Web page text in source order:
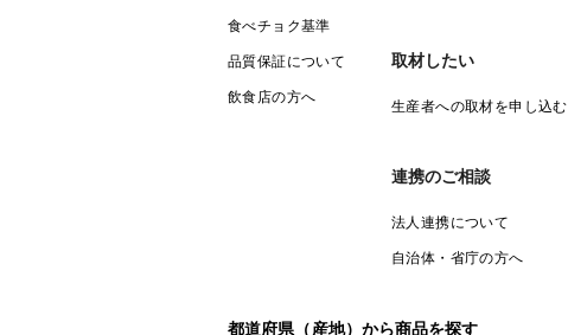
食べチョク基準
品質保証について
飲食店の方へ
取材したい
生産者への取材を申し込む
連携のご相談
法人連携について
自治体・省庁の方へ
都道府県（産地）から商品を探す